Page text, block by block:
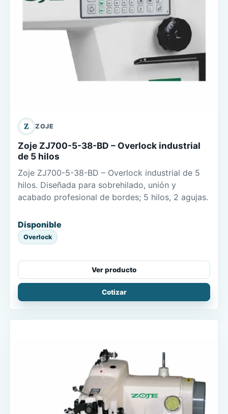
Z ZOJE
Zoje ZJ700-5-38-BD – Overlock industrial
de 5 hilos
Zoje ZJ700-5-38-BD – Overlock industrial de 5
hilos. Diseñada para sobrehilado, unión y
acabado profesional de bordes; 5 hilos, 2 agujas.
Disponible
Overlock
Ver producto
Cotizar